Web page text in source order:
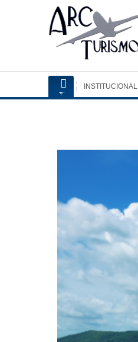
INSTITUCIONAL